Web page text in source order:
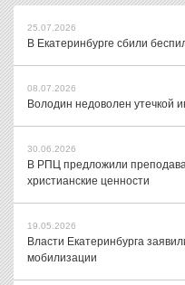
25.07.2026
В Екатеринбурге сбили
08.07.2026
Володин недоволен утечкой
30.06.2026
В РПЦ предложили
христианские ценности
19.05.2026
Власти Екатеринбурга
мобилизации